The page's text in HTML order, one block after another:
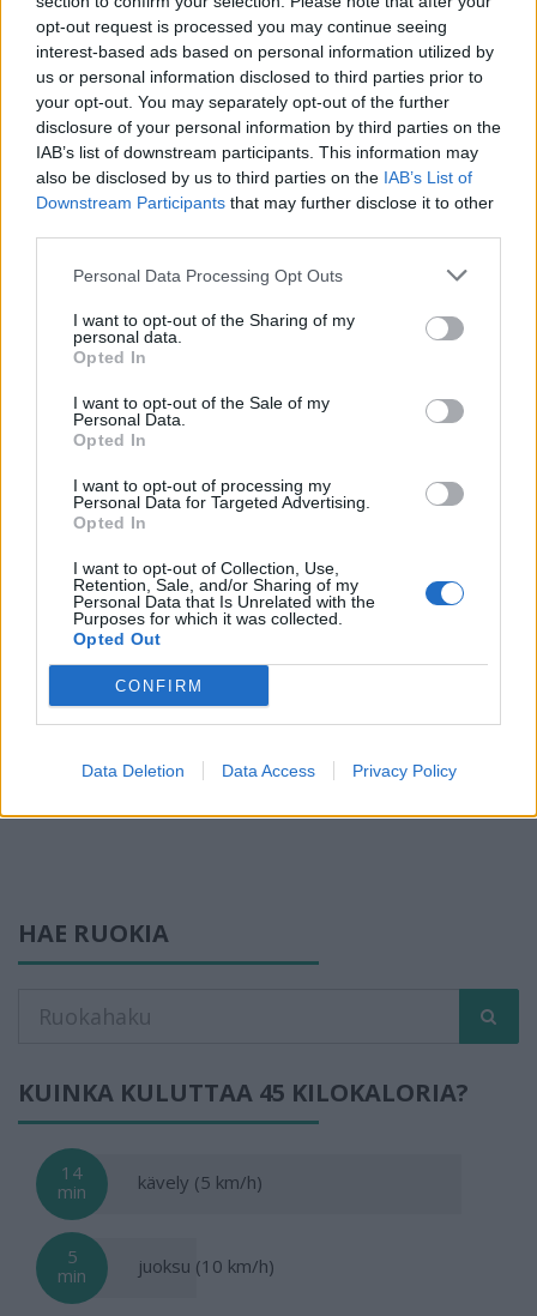
opt-out request is processed you may continue seeing
interest-based ads based on personal information utilized by
us or personal information disclosed to third parties prior to
your opt-out. You may separately opt-out of the further
disclosure of your personal information by third parties on the
IAB’s list of downstream participants. This information may
also be disclosed by us to third parties on the IAB’s List of
Downstream Participants that may further disclose it to other
Personal Data Processing Opt Outs
I want to opt-out of the Sharing of my
personal data.
Opted In
I want to opt-out of the Sale of my
Personal Data.
Opted In
I want to opt-out of processing my
Personal Data for Targeted Advertising.
Opted In
I want to opt-out of Collection, Use,
Retention, Sale, and/or Sharing of my
Personal Data that Is Unrelated with the
Purposes for which it was collected.
Opted Out
CONFIRM
Data Deletion Data Access Privacy Policy
Kivennäis- ja hivenaineet
Kivennäis- tai hivenaine
Tavoite
Kalsium (Ca)
160,0 mg 20 %
Lähde: käyttäjien luoma (10.5.2020 ).Ovatko tiedot puutteelliset tai
virheelliset?Muokkaa tätä ruokaa
* Tavoite kertoo ravintoaineen määrän ja osuuden viittellisestä
perustuusuomalaisiin ravitsemussuosituksiin.
Ravintoaineidensuositukset lasketaan tiedoilla:
Vitamiinien, kivennäis- ja hivenaineiden suositukset lasketaan
tiedoilla:Nainen 35 vuotta.
Muuta tietoja
HAE RUOKIA
KUINKA KULUTTAA 45 KILOKALORIA?
14
min
kävely (5 km/h)
5
min
juoksu (10 km/h)